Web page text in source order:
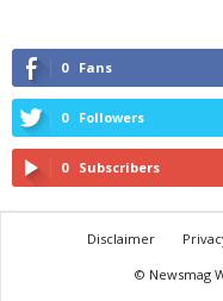
0 Fans
0 Followers
0 Subscribers
Disclaimer
© Newsmag